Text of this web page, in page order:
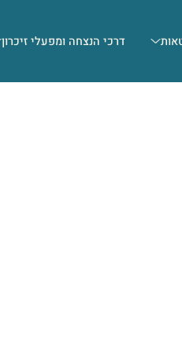
דרכי הנצחה ומפעלי זיכרון